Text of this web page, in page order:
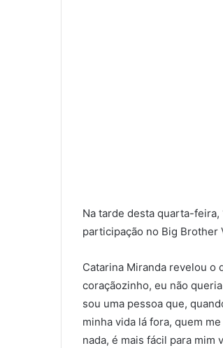
Na tarde desta quarta-
participação no Big Brother
Catarina Miranda revelou o
coraçãozinho, eu não
sou uma pessoa que,
minha vida lá fora, quem
nada, é mais fácil para mim